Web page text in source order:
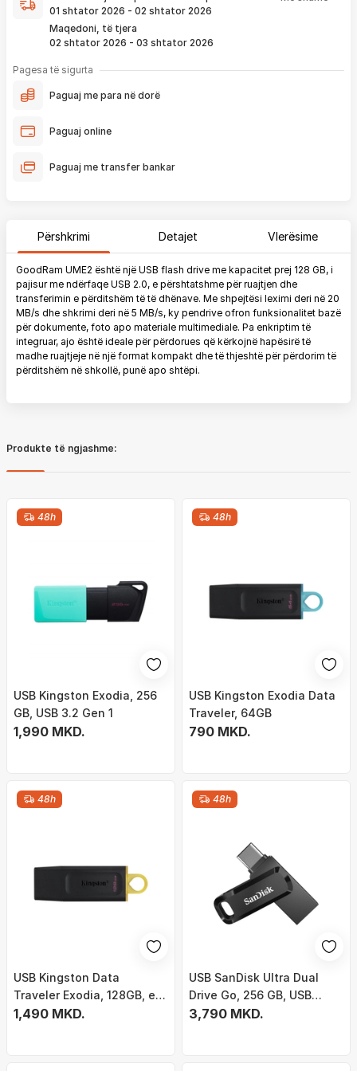
01 shtator 2026 - 02 shtator 2026
Maqedoni, të tjera
02 shtator 2026 - 03 shtator 2026
që ju e pranoni përmes email-it apo SMS-it.
Nëse porosia bëhet tani, produkti arrin sipas afatit kohor të
vendosur më lartë. Ju do të njoftoheni në vazhdimësi
përfshirë momentin kur produkti arrin në depon tonë, dhe
më lartë. Ju lusim të keni parasysh që festat ndërkombëtare ndikojnë që
liferimi të shtyhet për rreth 2 ditë.
Pagesa të sigurta
Paguaj me para në dorë
Paguaj online
Paguaj me transfer bankar
Përshkrimi Detajet Vlerësime
GoodRam UME2 është një USB flash drive me kapacitet prej 128 GB, i
pajisur me ndërfaqe USB 2.0, e përshtatshme për ruajtjen dhe
transferimin e përditshëm të të dhënave. Me shpejtësi leximi deri në 20
MB/s dhe shkrimi deri në 5 MB/s, ky pendrive ofron funksionalitet bazë
për dokumente, foto apo materiale multimediale. Pa enkriptim të
integruar, ajo është ideale për përdorues që kërkojnë hapësirë të
madhe ruajtjeje në një format kompakt dhe të thjeshtë për përdorim të
përditshëm në shkollë, punë apo shtëpi.
Produkte të ngjashme:
48h
USB Kingston Exodia, 256
GB, USB 3.2 Gen 1
1,990 MKD.
48h
USB Kingston Exodia Data
Traveler, 64GB
790 MKD.
48h
USB Kingston Data
Traveler Exodia, 128GB, e
zezë
1,490 MKD.
48h
USB SanDisk Ultra Dual
Drive Go, 256 GB, USB
Type-A / USB Type-C
3,790 MKD.